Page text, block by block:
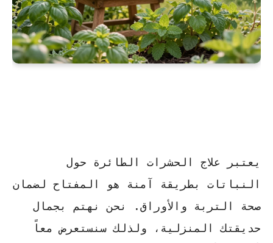
يعتبر علاج الحشرات الطائرة حول
النباتات بطريقة آمنة هو المفتاح لضمان
صحة التربة والأوراق. نحن نهتم بجمال
حديقتك المنزلية، ولذلك سنستعرض معاً